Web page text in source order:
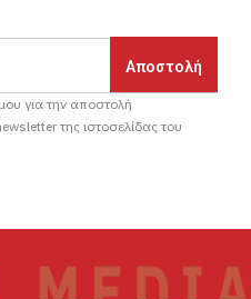
για την αποστολή
της ιστοσελίδας του